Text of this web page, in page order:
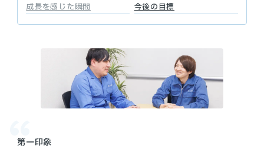
成長を感じた瞬間
今後の目標
第一印象